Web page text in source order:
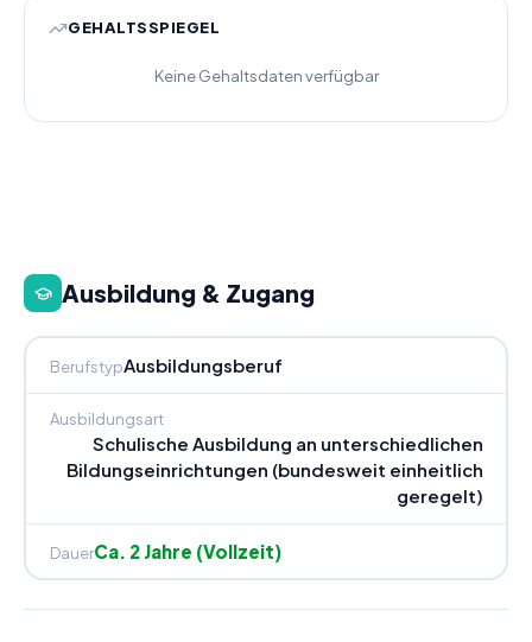
GEHALTSSPIEGEL
Keine Gehaltsdaten verfügbar
Ausbildung & Zugang
BerufstypAusbildungsberuf
Ausbildungsart
Schulische Ausbildung an unterschiedlichen
Bildungseinrichtungen (bundesweit einheitlich
geregelt)
DauerCa. 2 Jahre (Vollzeit)